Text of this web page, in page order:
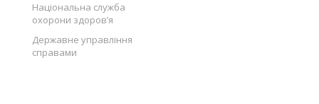
Національна служба
охорони здоров’я
Державне управління
справами